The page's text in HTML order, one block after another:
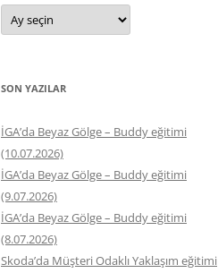
Arşivler
SON YAZILAR
İGA’da Beyaz Gölge – Buddy eğitimi
(10.07.2026)
İGA’da Beyaz Gölge – Buddy eğitimi
(9.07.2026)
İGA’da Beyaz Gölge – Buddy eğitimi
(8.07.2026)
Skoda’da Müşteri Odaklı Yaklaşım eğitimi